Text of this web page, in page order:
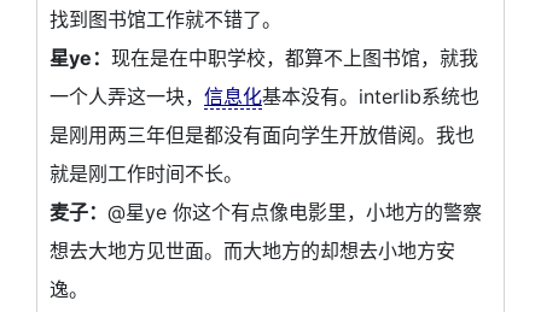
找到图书馆工作就不错了。
星ye： 现在是在中职学校，都算不上图书馆，就我
一个人弄这一块， 信息化基本没有。interlib系统也
是刚用两三年但是都没有面向学生开放借阅。我也
就是刚工作时间不长。
麦子： @星ye 你这个有点像电影里，小地方的警察
想去大地方见世面。而大地方的却想去小地方安
逸。